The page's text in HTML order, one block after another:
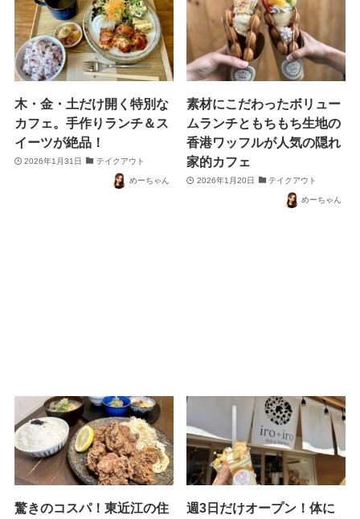
木・金・土だけ開く特別な
カフェ。手作りランチ＆ス
イーツが絶品！
2026年1月31日 テイクアウト
めーちゃん
素材にこだわったボリュー
ムランチともちもち生地の
香港ワッフルが人気の隠れ
家的カフェ
2026年1月20日 テイクアウト
めーちゃん
驚きのコスパ！東近江の住
週3日だけオープン！体に